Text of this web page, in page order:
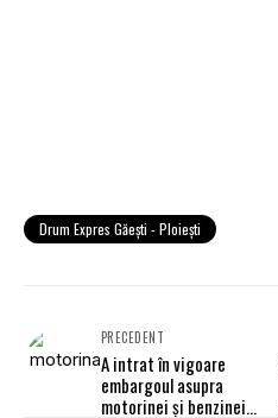
Drum Expres Găești - Ploiești
PRECEDENT
A intrat în vigoare
embargoul asupra
motorinei și benzinei